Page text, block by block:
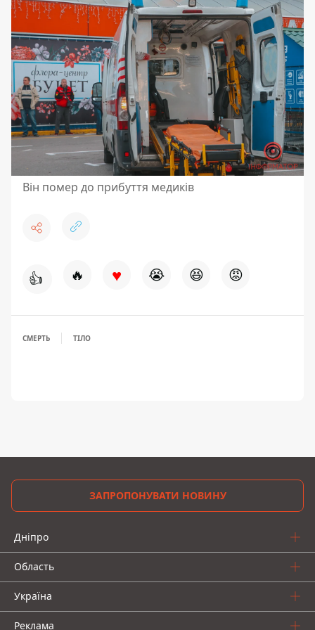
Він помер до прибуття медиків
👍 🔥 ♥ 😭 😆 😡
СМЕРТЬ ТІЛО
ЗАПРОПОНУВАТИ НОВИНУ
Дніпро
Область
Україна
Реклама